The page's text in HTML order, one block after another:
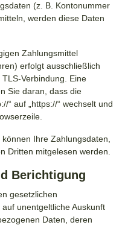
(z. B. Kontonummer
werden diese Daten
Zahlungsmittel
erfolgt ausschließlich
Verbindung. Eine
Sie daran, dass die
“ auf „https://“ wechselt und
Ihre Zahlungsdaten,
Dritten mitgelesen werden.
Berichtigung
gesetzlichen
unentgeltliche Auskunft
Daten, deren